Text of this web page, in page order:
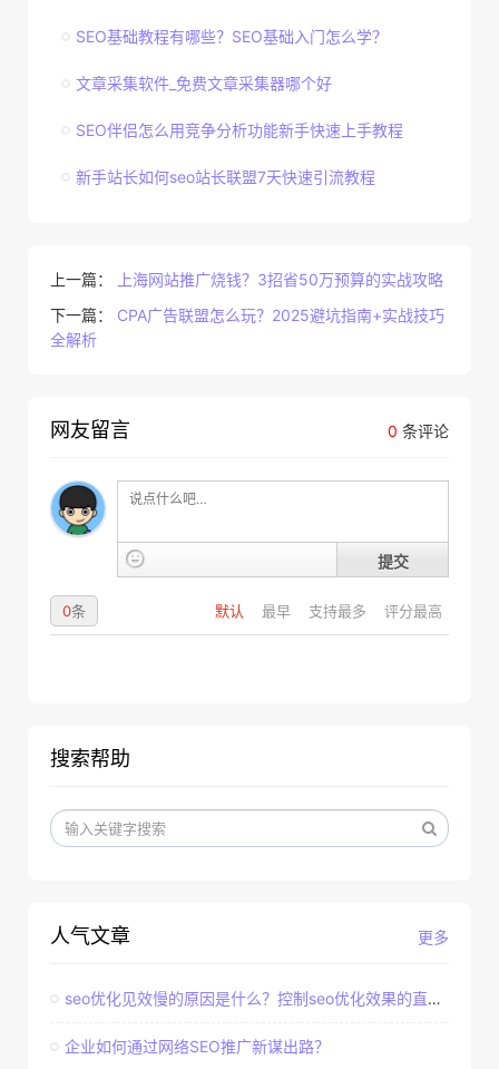
SEO基础教程有哪些？SEO基础入门怎么学？
文章采集软件_免费文章采集器哪个好
SEO伴侣怎么用竞争分析功能新手快速上手教程
新手站长如何seo站长联盟7天快速引流教程
上一篇：
上海网站推广烧钱？3招省50万预算的实战攻略
下一篇： CPA广告联盟怎么玩？2025避坑指南+实战技巧
全解析
0 条评论
网友留言
提交
默认 最早 支持最多 评分最高
0条
搜索帮助
更多
人气文章
seo优化见效慢的原因是什么？控制seo优化效果的直接因素
企业如何通过网络SEO推广新谋出路？